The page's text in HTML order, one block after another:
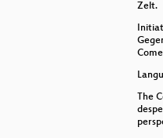
Es
Zelt.
The